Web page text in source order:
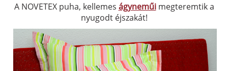
A NOVETEX puha, kellemes ágyneműimegteremtik a
nyugodt éjszakát!